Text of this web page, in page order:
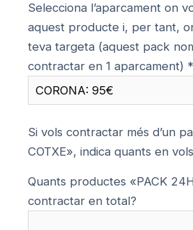
Selecciona l’aparcament on
aquest producte i, per tant,
teva targeta (aquest pack
contractar en 1 aparcament)
Si vols contractar més d’un
COTXE», indica quants en
Quants productes «PACK
contractar en total?